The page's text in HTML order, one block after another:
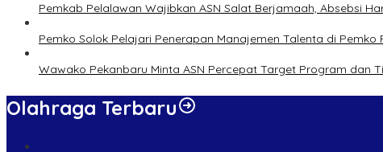
Pemkab Pelalawan Wajibkan ASN Salat Berjamaah, Absebsi
Pemko Solok Pelajari Penerapan Manajemen Talenta di Pemko
Wawako Pekanbaru Minta ASN Percepat Target Program dan
Olahraga Terbaru